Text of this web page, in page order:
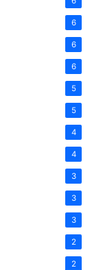
6
6
6
5
5
4
4
3
3
3
2
2